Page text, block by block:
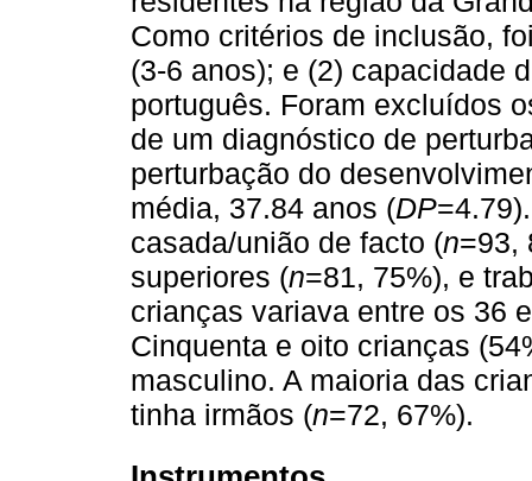
Como critérios de inclusão,
(3-6 anos); e (2) capacidade
português. Foram excluídos
de um diagnóstico de
perturbação do
média, 37.84 anos (DP
casada/união de facto (n=93,
superiores (n=81, 75%), e
crianças variava entre os 36
Cinquenta e oito crianças
masculino. A maioria das
tinha irmãos (n=72, 67%).